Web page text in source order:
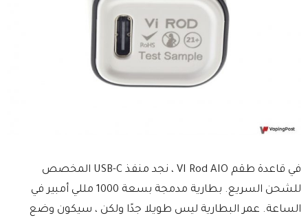
في قاعدة طقم VI Rod AIO ، نجد منفذ USB-C المخصص
للشحن السريع. بطارية مدمجة بسعة 1000 مللي أمبير في
الساعة. عمر البطارية ليس طويلا جدًا ولكن ، سيكون وضع